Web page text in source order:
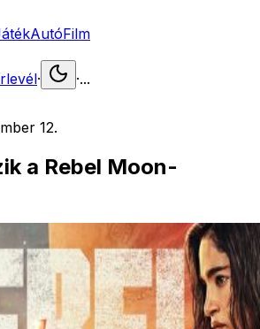
AutóFilm
· ·...
12.
a Rebel Moon-